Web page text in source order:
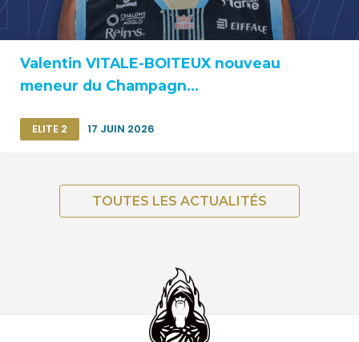
Valentin VITALE-BOITEUX nouveau
meneur du Champagn...
ELITE 2 17 JUIN 2026
TOUTES LES ACTUALITÉS